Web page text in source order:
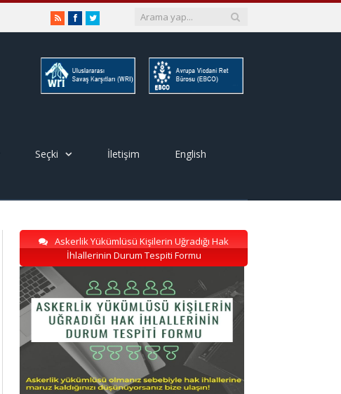
RSSFacebookTwitter
Seçki İletişim English
Askerlik Yükümlüsü Kişilerin Uğradığı Hak
İhlallerinin Durum Tespiti Formu